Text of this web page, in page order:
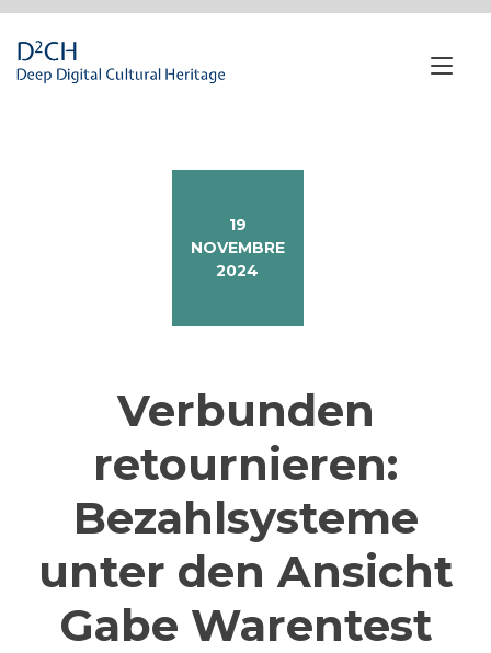
contenuto
19
NOVEMBRE
2024
Verbunden
retournieren:
Bezahlsysteme
unter den Ansicht
Gabe Warentest